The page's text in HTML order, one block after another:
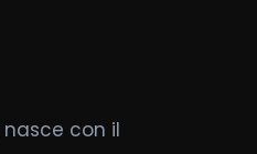
nasce con il